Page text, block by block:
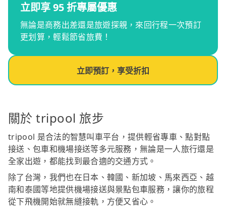
立即享 95 折專屬優惠
無論是商務出差還是旅遊探親，來回行程一次預訂
更划算，輕鬆節省旅費！
立即預訂，享受折扣
關於 tripool 旅步
tripool 是合法的智慧叫車平台，提供輕省專車、點對點
接送、包車和機場接送等多元服務，無論是一人旅行還是
全家出遊，都能找到最合適的交通方式。
除了台灣，我們也在日本、韓國、新加坡、馬來西亞、越
南和泰國等地提供機場接送與景點包車服務，讓你的旅程
從下飛機開始就無縫接軌，方便又省心。